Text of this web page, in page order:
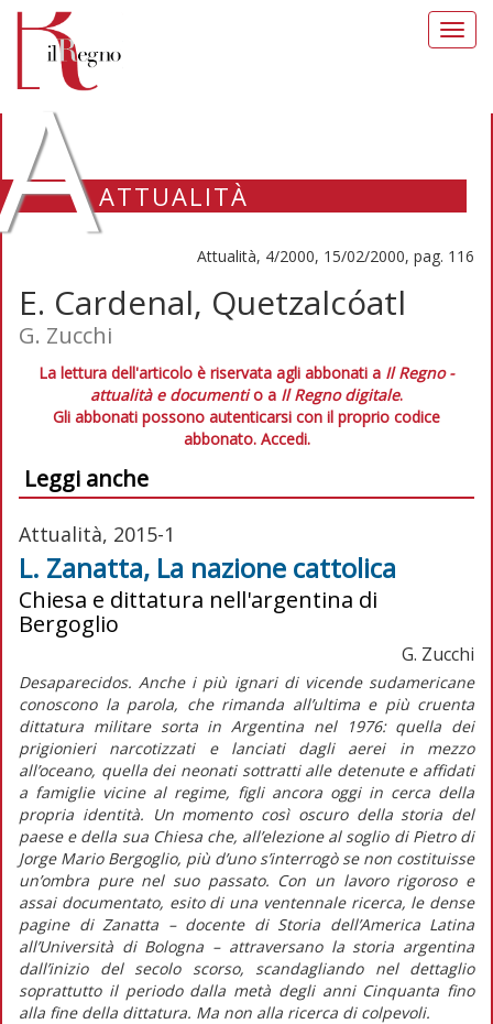
ATTUALITÀ
Attualità, 4/2000, 15/02/2000, pag. 116
E. Cardenal, Quetzalcóatl
G. Zucchi
La lettura dell'articolo è riservata agli abbonati a Il Regno -
attualità e documentio a Il Regno digitale.
Gli abbonati possono autenticarsi con il proprio codice
abbonato. Accedi.
Leggi anche
Attualità, 2015-1
L. Zanatta, La nazione cattolica
Chiesa e dittatura nell'argentina di
Bergoglio
G. Zucchi
Desaparecidos. Anche i più ignari di vicende sudamericane
conoscono la parola, che rimanda all’ultima e più cruenta
dittatura militare sorta in Argentina nel 1976: quella dei
prigionieri narcotizzati e lanciati dagli aerei in mezzo
all’oceano, quella dei neonati sottratti alle detenute e affidati
a famiglie vicine al regime, figli ancora oggi in cerca della
propria identità. Un momento così oscuro della storia del
paese e della sua Chiesa che, all’elezione al soglio di Pietro di
Jorge Mario Bergoglio, più d’uno s’interrogò se non costituisse
un’ombra pure nel suo passato. Con un lavoro rigoroso e
assai documentato, esito di una ventennale ricerca, le dense
pagine di Zanatta – docente di Storia dell’America Latina
all’Università di Bologna – attraversano la storia argentina
dall’inizio del secolo scorso, scandagliando nel dettaglio
soprattutto il periodo dalla metà degli anni Cinquanta fino
alla fine della dittatura. Ma non alla ricerca di colpevoli.